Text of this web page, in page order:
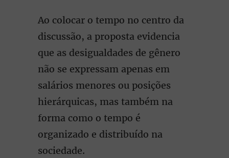
Ao colocar o tempo no centro da
discussão, a proposta evidencia
que as desigualdades de gênero
não se expressam apenas em
salários menores ou posições
hierárquicas, mas também na
forma como o tempo é
organizado e distribuído na
sociedade.